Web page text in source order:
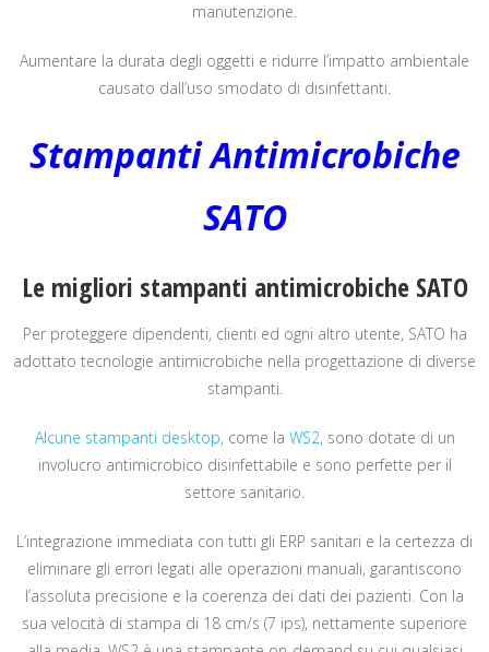
manutenzione.
Aumentare la durata degli oggetti e ridurre l’impatto ambientale
causato dall’uso smodato di disinfettanti.
Stampanti Antimicrobiche
SATO
Le migliori stampanti antimicrobiche SATO
Per proteggere dipendenti, clienti ed ogni altro utente, SATO ha
adottato tecnologie antimicrobiche nella progettazione di diverse
stampanti.
Alcune stampanti desktop, come la WS2, sono dotate di un
involucro antimicrobico disinfettabile e sono perfette per il
settore sanitario.
L’integrazione immediata con tutti gli ERP sanitari e la certezza di
eliminare gli errori legati alle operazioni manuali, garantiscono
l’assoluta precisione e la coerenza dei dati dei pazienti. Con la
sua velocità di stampa di 18 cm/s (7 ips), nettamente superiore